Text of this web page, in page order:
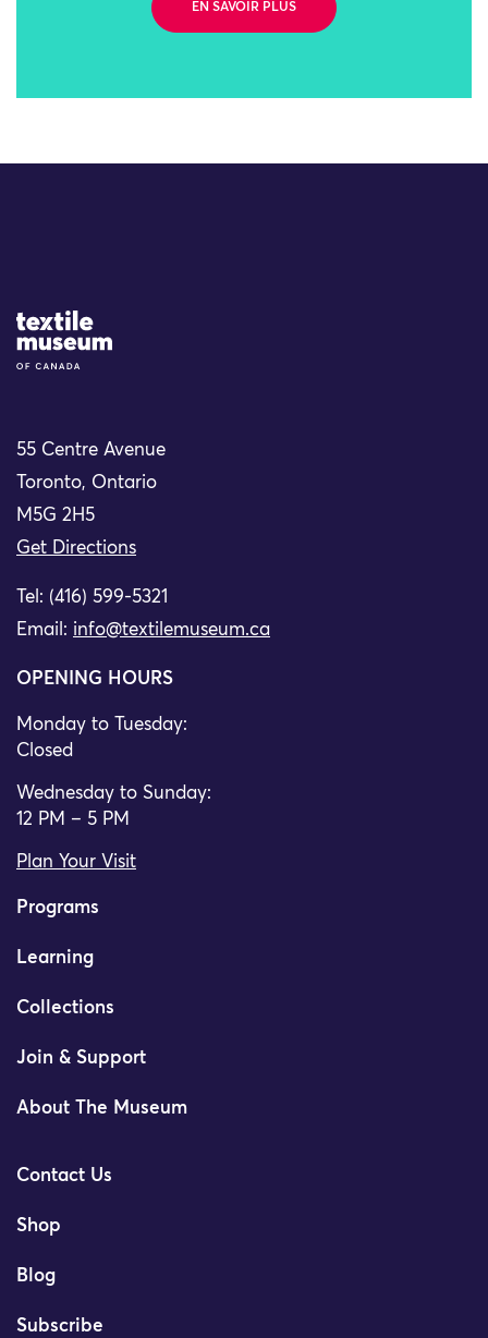
EN SAVOIR PLUS
Site Logo
55 Centre Avenue
Toronto, Ontario
M5G 2H5
Get Directions
Tel: (416) 599-5321
Email: info@textilemuseum.ca
OPENING HOURS
Monday to Tuesday:
Closed
Wednesday to Sunday:
12 PM – 5 PM
Plan Your Visit
Programs
Learning
Collections
Join & Support
About The Museum
Contact Us
Shop
Blog
Subscribe